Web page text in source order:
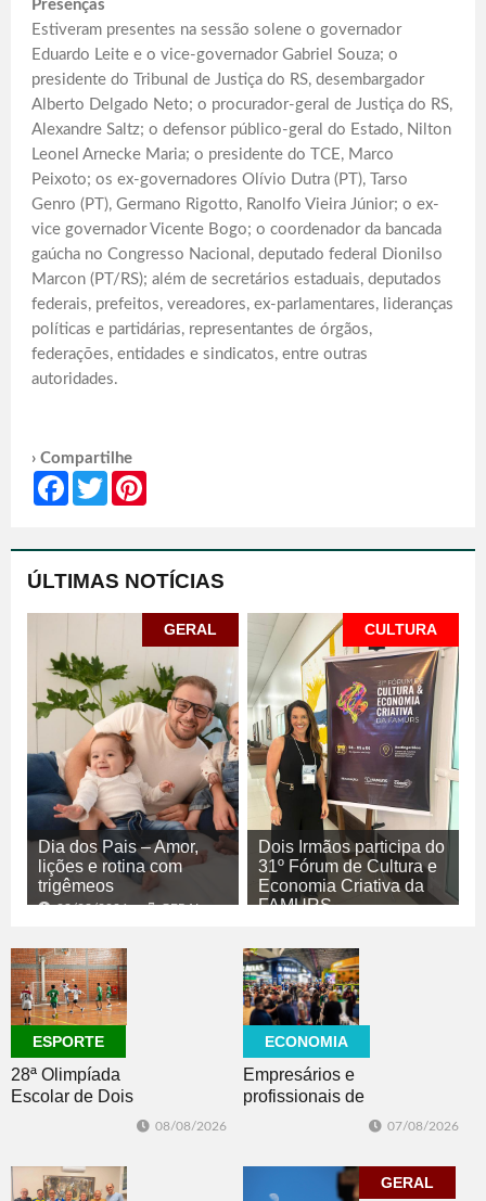
Presenças
Estiveram presentes na sessão solene o governador
Eduardo Leite e o vice-governador Gabriel Souza; o
presidente do Tribunal de Justiça do RS, desembargador
Alberto Delgado Neto; o procurador-geral de Justiça do RS,
Alexandre Saltz; o defensor público-geral do Estado, Nilton
Leonel Arnecke Maria; o presidente do TCE, Marco
Peixoto; os ex-governadores Olívio Dutra (PT), Tarso
Genro (PT), Germano Rigotto, Ranolfo Vieira Júnior; o ex-
vice governador Vicente Bogo; o coordenador da bancada
gaúcha no Congresso Nacional, deputado federal Dionilso
Marcon (PT/RS); além de secretários estaduais, deputados
federais, prefeitos, vereadores, ex-parlamentares, lideranças
políticas e partidárias, representantes de órgãos,
federações, entidades e sindicatos, entre outras
autoridades.
› Compartilhe
Facebook
Twitter
ÚLTIMAS NOTÍCIAS
GERAL
Dia dos Pais – Amor,
lições e rotina com
trigêmeos
08/08/2026 GERAL
CULTURA
Dois Irmãos participa do
31º Fórum de Cultura e
Economia Criativa da
FAMURS
CULTURA
ESPORTE
28ª Olimpíada
Escolar de Dois
08/08/2026
ECONOMIA
Empresários e
profissionais de
07/08/2026
GERAL